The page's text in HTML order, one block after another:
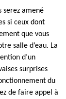
serez amené
si ceux dont
que vous
salle d’eau. La
d’un
surprises
du
de faire appel à